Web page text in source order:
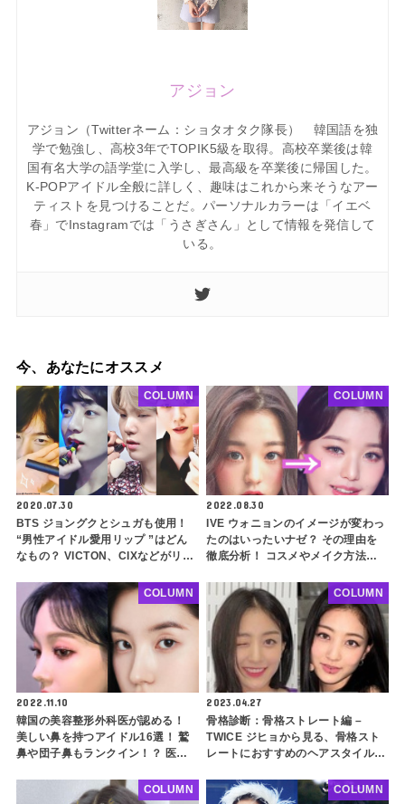
アジョン
アジョン（Twitterネーム：ショタオタク隊長） 韓国語を独
学で勉強し、高校3年でTOPIK5級を取得。高校卒業後は韓
国有名大学の語学堂に入学し、最高級を卒業後に帰国した。
K-POPアイドル全般に詳しく、趣味はこれから来そうなアー
ティストを見つけることだ。パーソナルカラーは「イエベ
春」でInstagramでは「うさぎさん」として情報を発信して
いる。
今、あなたにオススメ
2020.07.30
BTS ジョングクとシュガも使用！
“男性アイドル愛用リップ ”はどん
なもの？ VICTON、CIXなどがリア
COLUMN
2022.08.30
IVE ウォニョンのイメージが変わっ
たのはいったいナゼ？ その理由を
徹底分析！ コスメやメイク方法な
イメチェンのポイントも解説
COLUMN
2022.11.10
韓国の美容整形外科医が認める！
美しい鼻を持つアイドル16選！ 鷲
鼻や団子鼻もランクイン！？ 医師
COLUMN
2023.04.27
骨格診断：骨格ストレート編 –
TWICE ジヒョから見る、骨格スト
レートにおすすめのヘアスタイルと
リ！ 太って見えないための注意点
COLUMN
COLUMN COLUMN